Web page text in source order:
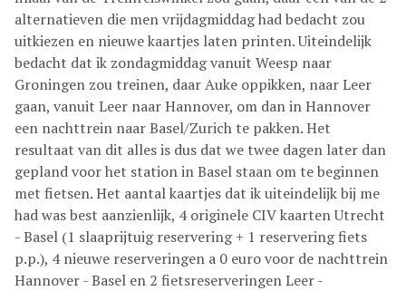
alternatieven die men vrijdagmiddag had bedacht zou
uitkiezen en nieuwe kaartjes laten printen. Uiteindelijk
bedacht dat ik zondagmiddag vanuit Weesp naar
Groningen zou treinen, daar Auke oppikken, naar Leer
gaan, vanuit Leer naar Hannover, om dan in Hannover
een nachttrein naar Basel/Zurich te pakken. Het
resultaat van dit alles is dus dat we twee dagen later dan
gepland voor het station in Basel staan om te beginnen
met fietsen. Het aantal kaartjes dat ik uiteindelijk bij me
had was best aanzienlijk, 4 originele CIV kaarten Utrecht
- Basel (1 slaaprijtuig reservering + 1 reservering fiets
p.p.), 4 nieuwe reserveringen a 0 euro voor de nachttrein
Hannover - Basel en 2 fietsreserveringen Leer -